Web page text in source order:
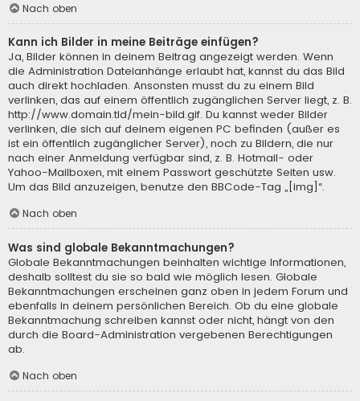
Nach oben
Kann ich Bilder in meine Beiträge einfügen?
Ja, Bilder können in deinem Beitrag angezeigt werden. Wenn
die Administration Dateianhänge erlaubt hat, kannst du das Bild
auch direkt hochladen. Ansonsten musst du zu einem Bild
verlinken, das auf einem öffentlich zugänglichen Server liegt, z. B.
http://www.domain.tld/mein-bild.gif. Du kannst weder Bilder
verlinken, die sich auf deinem eigenen PC befinden (außer es
ist ein öffentlich zugänglicher Server), noch zu Bildern, die nur
nach einer Anmeldung verfügbar sind, z. B. Hotmail- oder
Yahoo-Mailboxen, mit einem Passwort geschützte Seiten usw.
Um das Bild anzuzeigen, benutze den BBCode-Tag „[img]“.
Nach oben
Was sind globale Bekanntmachungen?
Globale Bekanntmachungen beinhalten wichtige Informationen,
deshalb solltest du sie so bald wie möglich lesen. Globale
Bekanntmachungen erscheinen ganz oben in jedem Forum und
ebenfalls in deinem persönlichen Bereich. Ob du eine globale
Bekanntmachung schreiben kannst oder nicht, hängt von den
durch die Board-Administration vergebenen Berechtigungen
ab.
Nach oben